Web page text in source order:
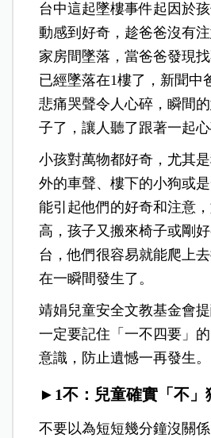
台中這起墜樓事件起因於
動感到好奇，趁爸爸沒有
家房間墜落，當爸爸發現
已經墜落在1樓了，新聞中
悲痛哭聲令人心碎，瞬間
子了，讓人聽了跟著一起心
小孩對萬物都好奇，尤其
外的車聲、樓下的小狗或
能引起他們的好奇和注意
高，孩子又搬來椅子或剛
台，他們很容易就能爬上
在一瞬間發生了。
靖娟兒童安全文教基金會提
一定要記住「一不四要」
意識，防止遺憾一再發生。
►1不：兒童確實「不」
不要以為短短幾分鐘沒關